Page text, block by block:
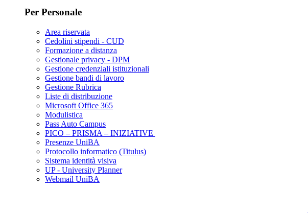
Per Personale
Area riservata
Cedolini stipendi - CUD
Formazione a distanza
Gestionale privacy - DPM
Gestione credenziali istituzionali
Gestione bandi di lavoro
Gestione Rubrica
Liste di distribuzione
Microsoft Office 365
Modulistica
Pass Auto Campus
PICO – PRISMA – INIZIATIVE
Presenze UniBA
Protocollo informatico (Titulus)
Sistema identità visiva
UP - University Planner
Webmail UniBA